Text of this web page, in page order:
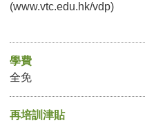
(www.vtc.edu.hk/vdp)
學費
全免
再培訓津貼